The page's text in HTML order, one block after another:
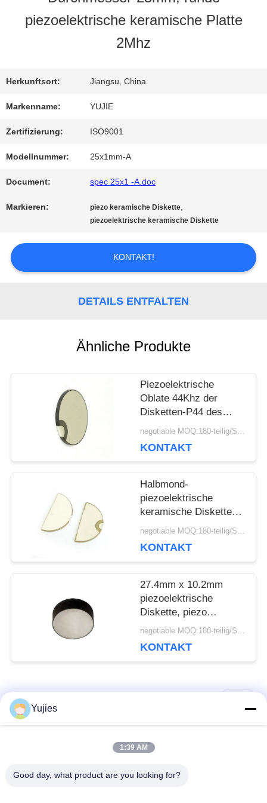
QUALITÄTSKONTROLLE
TRETEN
SIE
MIT
UNS
IN
VERBINDUNG
FORDERN
PRIVACY
POLICY
piezoelektrische keramische Platte
2Mhz
Herkunftsort: Jiangsu, China
Markenname: YUJIE
Zertifizierung: ISO9001
Modellnummer: 25x1mm-A
Document: spec 25x1 -A.doc
Markieren: piezo keramische Diskette,
piezoelektrische keramische Diskette
KONTAKT!
DETAILS ENTFALTEN
Ähnliche Produkte
Piezoelektrische
Oblate 44Khz der
Disketten-P44 des
Durchmesser-50mm
negotiable MOQ:180-teilig/Stücke
KONTAKT
Halbmond-
piezoelektrische
keramische Disketten-
niedriger dielektrischer
Doppler
negotiable MOQ:180-teilig/Stücke
KONTAKT
27.4mm x 10.2mm
piezoelektrische
Diskette, piezo
keramische Platte für
Suchers
negotiable MOQ:180-teilig/Stücke
KONTAKT
Medizinischer
Yujies
1:39 AM
Good day, what product are you looking for?